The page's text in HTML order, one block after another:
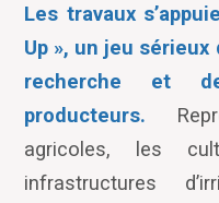
Les travaux
Up », un jeu
recherche et
producteurs.
agricoles, les
infrastructures